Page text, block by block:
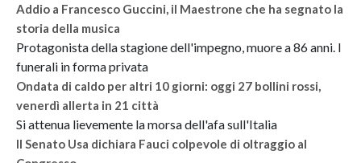
Addio a Francesco Guccini, il Maestrone che ha segnato la
storia della musica
Protagonista della stagione dell'impegno, muore a 86 anni. I
funerali in forma privata
Ondata di caldo per altri 10 giorni: oggi 27 bollini rossi,
venerdì allerta in 21 città
Si attenua lievemente la morsa dell'afa sull'Italia
Il Senato Usa dichiara Fauci colpevole di oltraggio al